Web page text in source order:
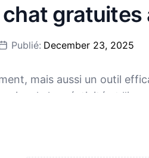
gratuites
Publié: December 23, 2025
mais aussi un outil
la la créativité et
temps, c'est aussi un
De plus, le coloriage
aux formats PDF et